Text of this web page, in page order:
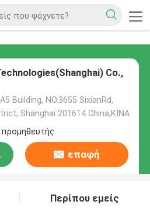
Co.,
Building, NO.3655 SixianRd,
Shanghai 201614 China,ΚΙΝΑ
προμηθευτής
επαφή
Περίπου εμείς